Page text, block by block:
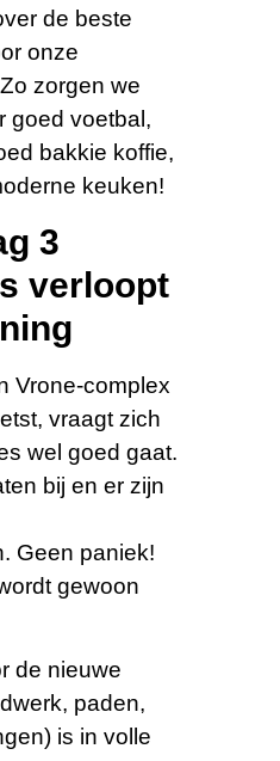
de beste
onze
zorgen we
goed voetbal,
bakkie koffie,
keuken!
3
verloopt
Vrone-complex
vraagt zich
wel goed gaat.
bij en er zijn
Geen paniek!
gewoon
de nieuwe
paden,
is in volle